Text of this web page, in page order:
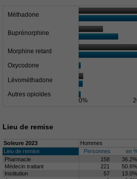
Méthadone
Buprénorphine
Morphine retard
Oxycodone
Lévométhadone
Autres opioïdes
0%
Lieu de remise
Soleure 2023 Hommes
Lieu de remise
Personnes en
Pharmacie
158 36.2%
Médecin traitant
221 50.6%
Institution
57 13.0%